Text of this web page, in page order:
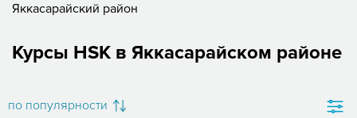
Яккасарайский район
Курсы HSK в Яккасарайском районе
по популярности